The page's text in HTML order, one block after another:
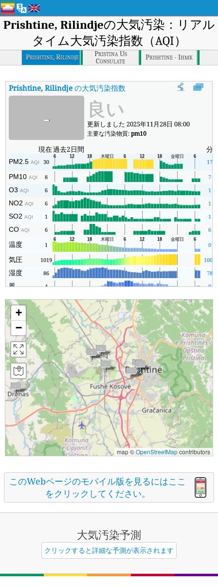
Prishtine, Rilindjeの大気汚染：リアル
タイム大気汚染指数（AQI）
Prishtine, Rilindje
Pristina Us
Consulate
Prishtine - Ihmk
Prishtine, Rilindje の大気汚染指数 Prishtine, Rilindjeのリアルタイ
- 良い
更新しました 2025年11月28日 08:00
主要な汚染物質:pm10
現在過去2日間 分
PM2.5AQI 30 17
PM10AQI 8 7
O3AQI 6 1
NO2AQI 6 1
SO2AQI 1 1
COAQI 6 6
温度 1 0
気圧 1019 1007
湿度 86 78
風 4 0
+
−
map ©OpenStreetMapcontributors
このWebページのモバイル版を見るにはここ
をクリックしてください。
大気汚染予測
クリックすると詳細な予測が表示されます